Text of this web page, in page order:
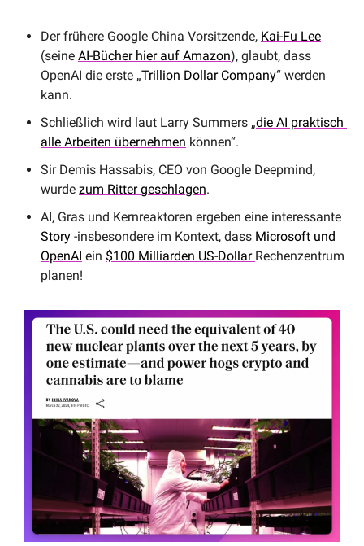
Der frühere Google China Vorsitzende, Kai-Fu Lee
(seine AI-Bücher hier auf Amazon), glaubt, dass
OpenAI die erste „Trillion Dollar Company“ werden
kann.
Schließlich wird laut Larry Summers „die AI praktisch
alle Arbeiten übernehmen können“.
Sir Demis Hassabis, CEO von Google Deepmind,
wurde zum Ritter geschlagen.
Story -insbesondere im Kontext, dass Microsoft und
OpenAI ein $100 Milliarden US-Dollar Rechenzentrum
planen!